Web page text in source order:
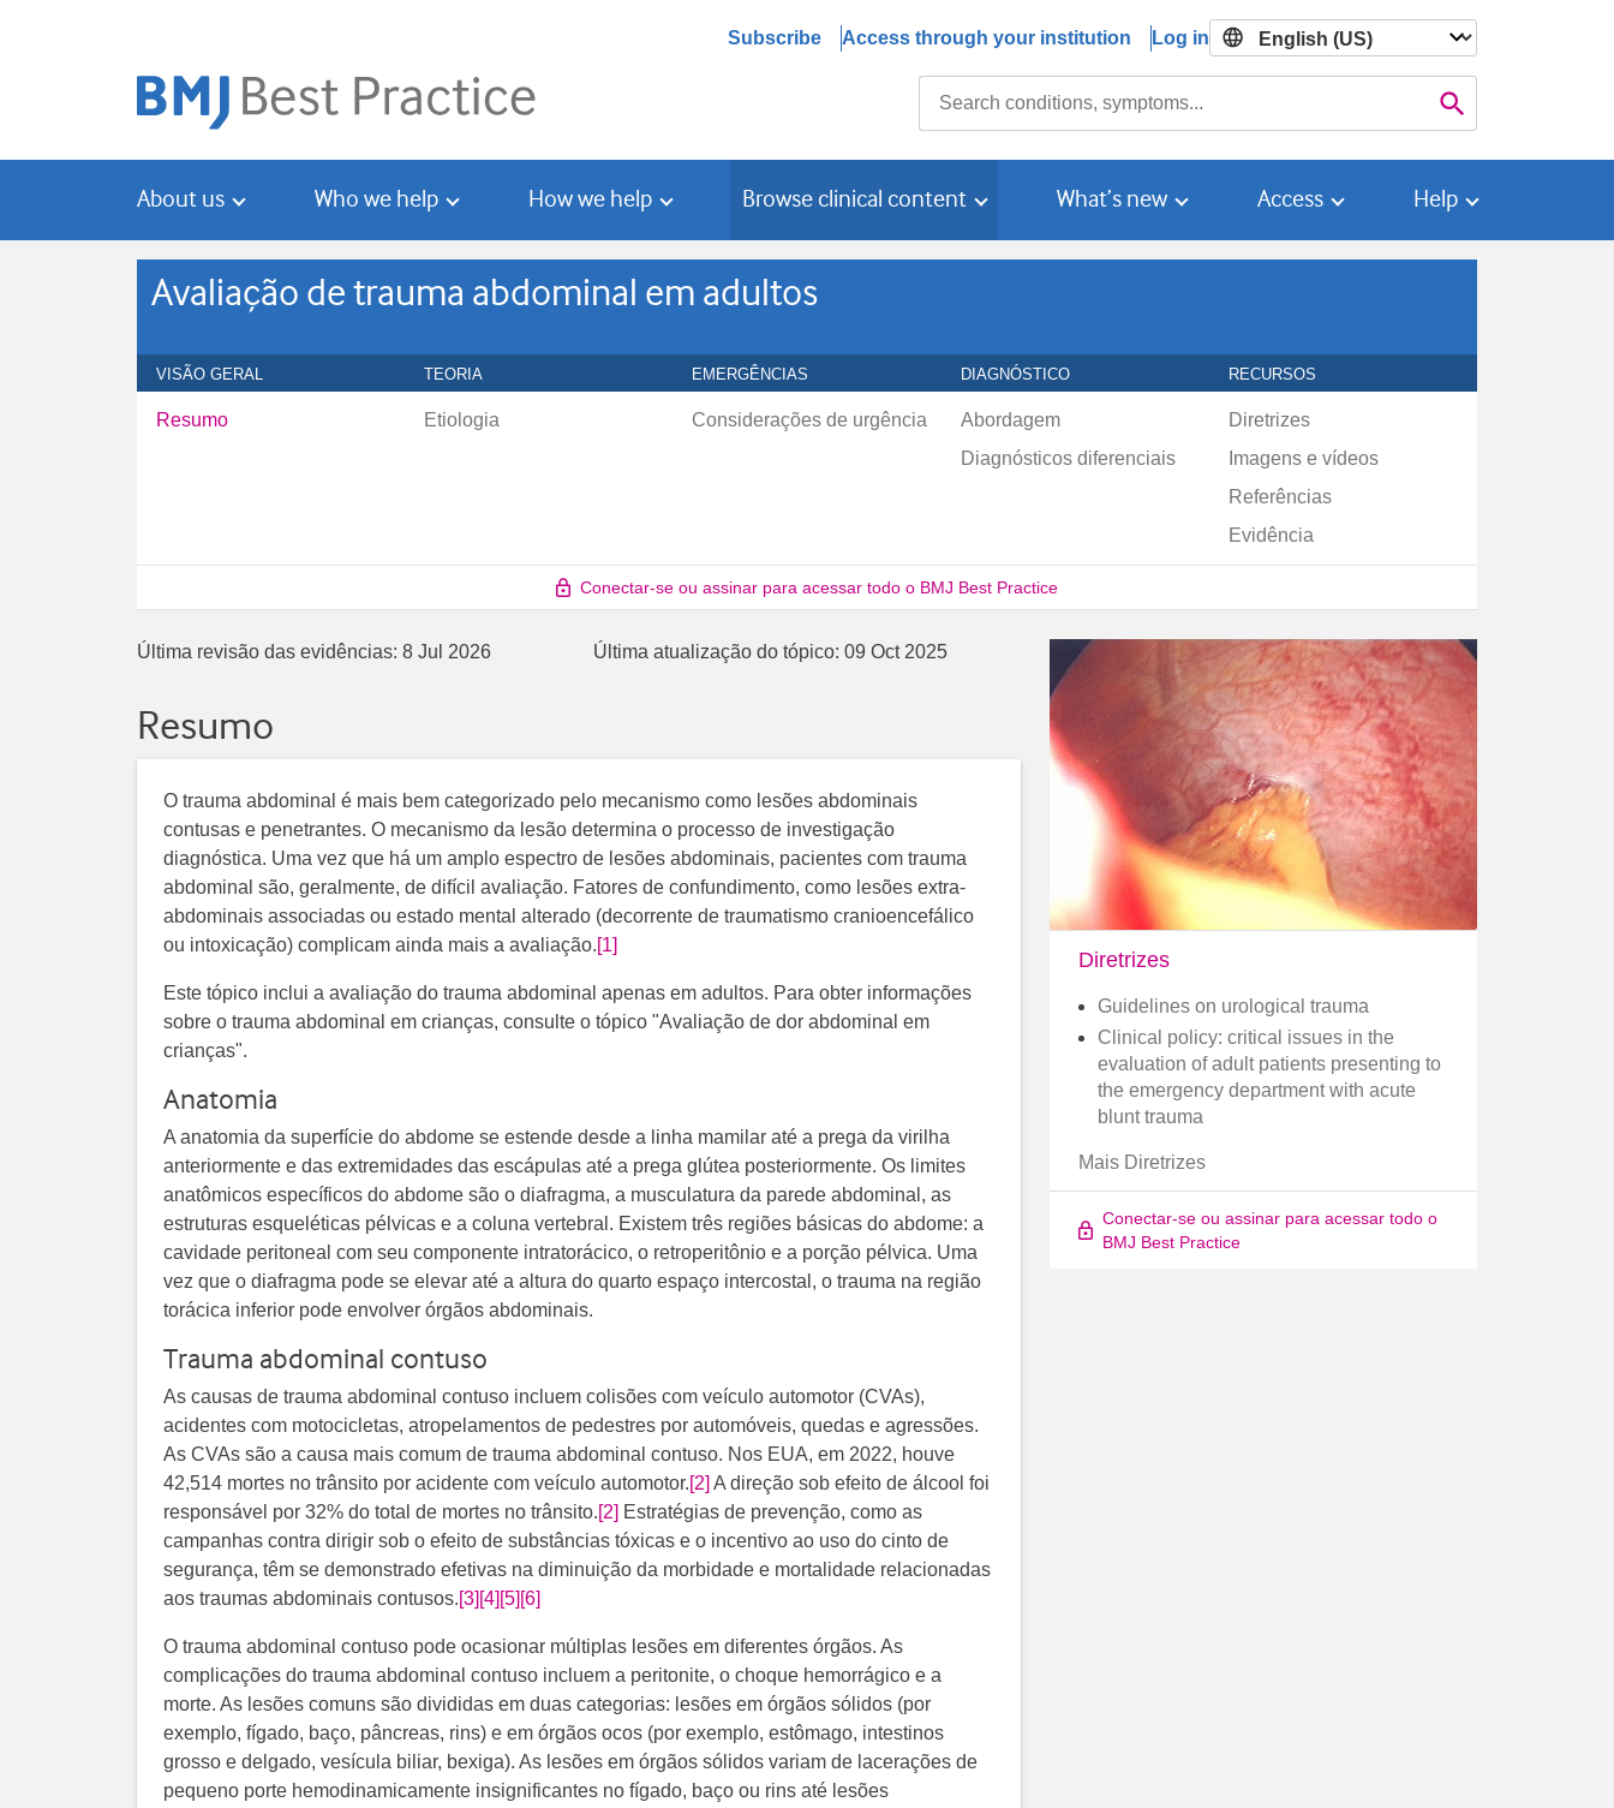
Subscribe Access through your institution Log in

About us Who we help How we help Browse clinical content What’s new Access Help
Avaliação de trauma abdominal em adultos
VISÃO GERAL TEORIA EMERGÊNCIAS DIAGNÓSTICO RECURSOS
Resumo Etiologia Considerações de urgência
Abordagem
Diagnósticos diferenciais
Diretrizes
Imagens e vídeos
Referências
Evidência
Conectar-se ou assinar para acessar todo o BMJ Best Practice
Última revisão das evidências: 8 Jul 2026 Última atualização do tópico: 09 Oct 2025
Resumo
O trauma abdominal é mais bem categorizado pelo mecanismo como lesões abdominais
contusas e penetrantes. O mecanismo da lesão determina o processo de investigação
diagnóstica. Uma vez que há um amplo espectro de lesões abdominais, pacientes com trauma
abdominal são, geralmente, de difícil avaliação. Fatores de confundimento, como lesões extra-
abdominais associadas ou estado mental alterado (decorrente de traumatismo cranioencefálico
ou intoxicação) complicam ainda mais a avaliação.[1]
Este tópico inclui a avaliação do trauma abdominal apenas em adultos. Para obter informações
sobre o trauma abdominal em crianças, consulte o tópico "Avaliação de dor abdominal em
crianças".
Anatomia
A anatomia da superfície do abdome se estende desde a linha mamilar até a prega da virilha
anteriormente e das extremidades das escápulas até a prega glútea posteriormente. Os limites
anatômicos específicos do abdome são o diafragma, a musculatura da parede abdominal, as
estruturas esqueléticas pélvicas e a coluna vertebral. Existem três regiões básicas do abdome: a
cavidade peritoneal com seu componente intratorácico, o retroperitônio e a porção pélvica. Uma
vez que o diafragma pode se elevar até a altura do quarto espaço intercostal, o trauma na região
torácica inferior pode envolver órgãos abdominais.
Trauma abdominal contuso
As causas de trauma abdominal contuso incluem colisões com veículo automotor (CVAs),
acidentes com motocicletas, atropelamentos de pedestres por automóveis, quedas e agressões.
As CVAs são a causa mais comum de trauma abdominal contuso. Nos EUA, em 2022, houve
42,514 mortes no trânsito por acidente com veículo automotor.[2] ​ A direção sob efeito de álcool foi
responsável por 32% do total de mortes no trânsito.[2] ​​ Estratégias de prevenção, como as
campanhas contra dirigir sob o efeito de substâncias tóxicas e o incentivo ao uso do cinto de
segurança, têm se demonstrado efetivas na diminuição da morbidade e mortalidade relacionadas
aos traumas abdominais contusos.[3] [4] [5] [6]
O trauma abdominal contuso pode ocasionar múltiplas lesões em diferentes órgãos. As
complicações do trauma abdominal contuso incluem a peritonite, o choque hemorrágico e a
morte. As lesões comuns são divididas em duas categorias: lesões em órgãos sólidos (por
exemplo, fígado, baço, pâncreas, rins) e em órgãos ocos (por exemplo, estômago, intestinos
grosso e delgado, vesícula biliar, bexiga). As lesões em órgãos sólidos variam de lacerações de
pequeno porte hemodinamicamente insignificantes no fígado, baço ou rins até lesões
Diretrizes
Guidelines on urological trauma
Clinical policy: critical issues in the
evaluation of adult patients presenting to
the emergency department with acute
blunt trauma
Mais Diretrizes
Conectar-se ou assinar para acessar todo o
BMJ Best Practice